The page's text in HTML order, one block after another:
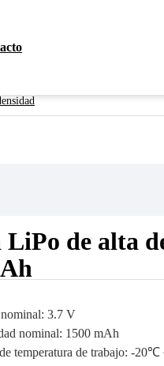
de alta
3.7 V
nominal: 1500 mAh
temperatura de trabajo: -